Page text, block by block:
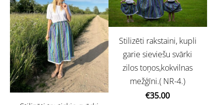
Stilizēti rakstaini, kupli
garie sieviešu svārki
zilos toņos,kokvilnas
mežģīni.( NR-4.)
€35.00